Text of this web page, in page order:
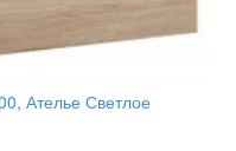
Ателье Светлое